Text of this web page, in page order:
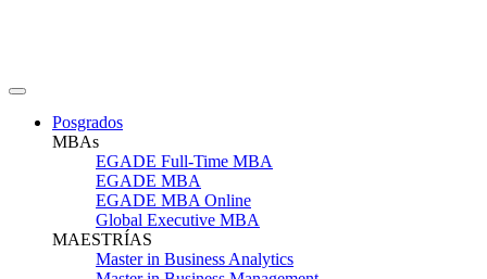
Posgrados
MBAs
EGADE Full-Time MBA
EGADE MBA
EGADE MBA Online
Global Executive MBA
MAESTRÍAS
Master in Business Analytics